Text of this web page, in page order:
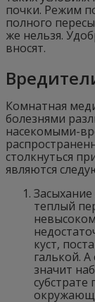
почки. Режим
полного
же нельзя.
вносят.
Комнатная
болезнями
насекомыми-
столкнуться
являются
Засыхание
теплый
куст,
галькой.
значит